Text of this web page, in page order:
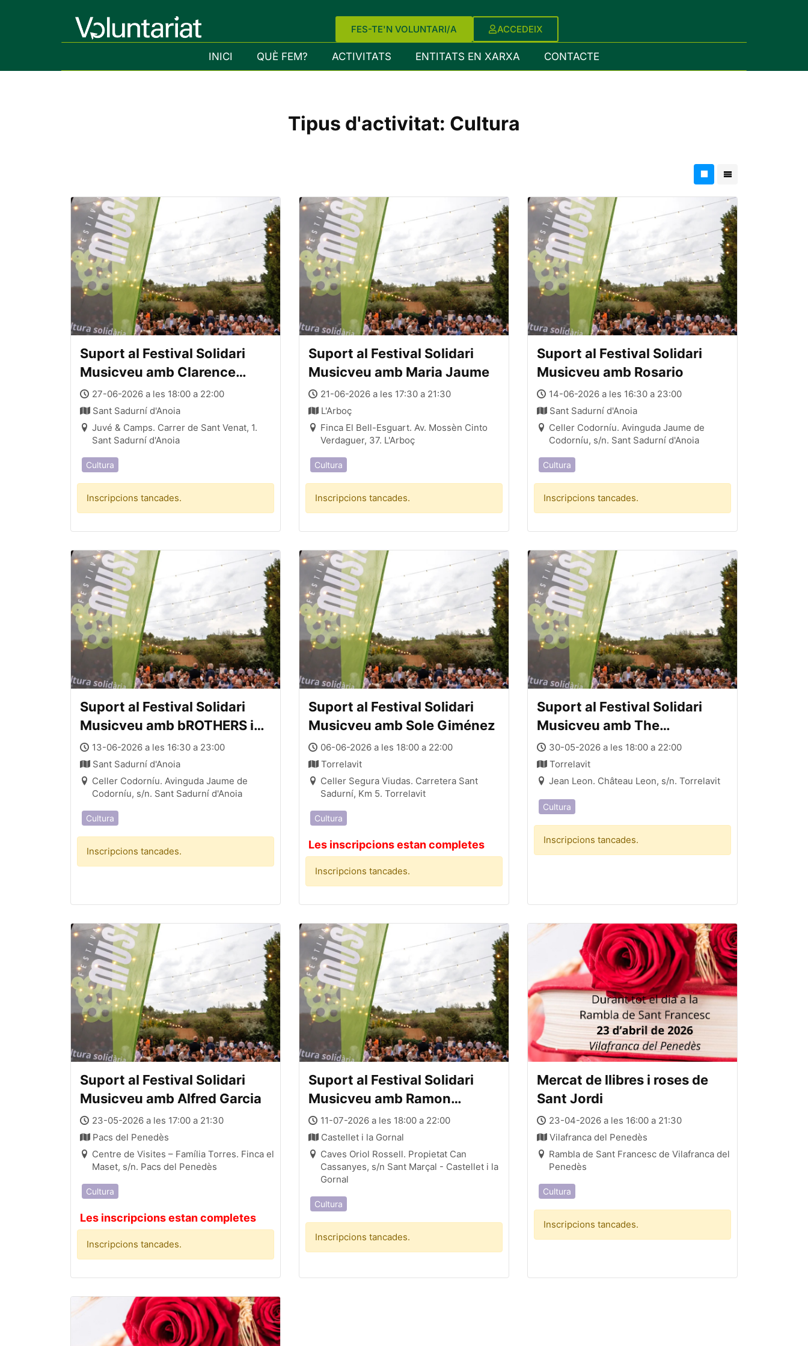
FES-TE'N VOLUNTARI/A ACCEDEIX
INICI QUÈ FEM? ACTIVITATS ENTITATS EN XARXA CONTACTE
Tipus d'activitat: Cultura
Suport al Festival Solidari
Musicveu amb Clarence
Bekker Band
27-06-2026 a les 18:00 a 22:00
Sant Sadurní d'Anoia
Juvé & Camps. Carrer de Sant Venat, 1.
Sant Sadurní d'Anoia
Cultura
Inscripcions tancades.
Suport al Festival Solidari
Musicveu amb Maria Jaume
21-06-2026 a les 17:30 a 21:30
L'Arboç
Finca El Bell-Esguart. Av. Mossèn Cinto
Verdaguer, 37. L'Arboç
Cultura
Inscripcions tancades.
Suport al Festival Solidari
Musicveu amb Rosario
14-06-2026 a les 16:30 a 23:00
Sant Sadurní d'Anoia
Celler Codorníu. Avinguda Jaume de
Codorníu, s/n. Sant Sadurní d'Anoia
Cultura
Inscripcions tancades.
Suport al Festival Solidari
Musicveu amb bROTHERS iN
bAND
13-06-2026 a les 16:30 a 23:00
Sant Sadurní d'Anoia
Celler Codorníu. Avinguda Jaume de
Codorníu, s/n. Sant Sadurní d'Anoia
Cultura
Inscripcions tancades.
Suport al Festival Solidari
Musicveu amb Sole Giménez
06-06-2026 a les 18:00 a 22:00
Torrelavit
Celler Segura Viudas. Carretera Sant
Sadurní, Km 5. Torrelavit
Cultura
Les inscripcions estan completes
Inscripcions tancades.
Suport al Festival Solidari
Musicveu amb The
Christians
30-05-2026 a les 18:00 a 22:00
Torrelavit
Jean Leon. Château Leon, s/n. Torrelavit
Cultura
Inscripcions tancades.
Suport al Festival Solidari
Musicveu amb Alfred Garcia
23-05-2026 a les 17:00 a 21:30
Pacs del Penedès
Centre de Visites – Família Torres. Finca el
Maset, s/n. Pacs del Penedès
Cultura
Les inscripcions estan completes
Inscripcions tancades.
Suport al Festival Solidari
Musicveu amb Ramon
Mirabet
11-07-2026 a les 18:00 a 22:00
Castellet i la Gornal
Caves Oriol Rossell. Propietat Can
Cassanyes, s/n Sant Marçal - Castellet i la
Gornal
Cultura
Inscripcions tancades.
Mercat de llibres i roses de
Sant Jordi
23-04-2026 a les 16:00 a 21:30
Vilafranca del Penedès
Rambla de Sant Francesc de Vilafranca del
Penedès
Cultura
Inscripcions tancades.